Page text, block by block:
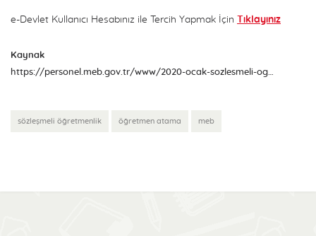
e-Devlet Kullanıcı Hesabınız ile Tercih Yapmak İçin Tıklayınız
Kaynak
https://personel.meb.gov.tr/www/2020-ocak-sozlesmeli-ogretmen-tercih-basvurulari/icerik/1021
sözleşmeli öğretmenlik öğretmen atama meb